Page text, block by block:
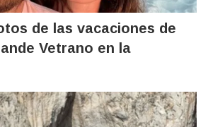
de las vacaciones de
Vetrano en la